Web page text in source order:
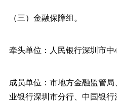
（三）金融保障组。
牵头单位：人民银行深圳市中
成员单位：市地方金融监管
业银行深圳市分行、中国银